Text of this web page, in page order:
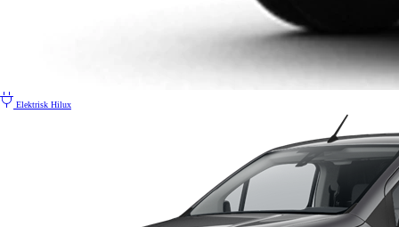
Elektrisk Hilux